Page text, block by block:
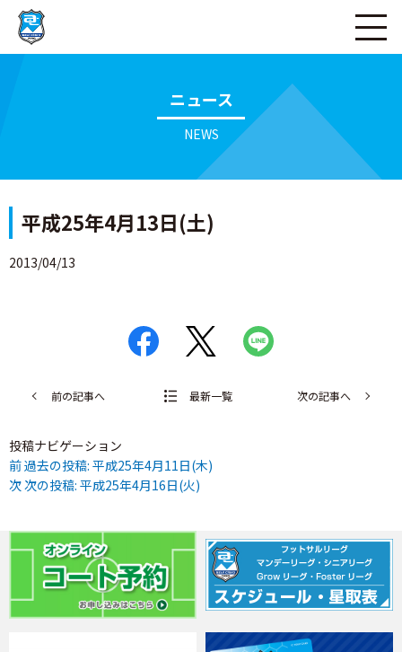
ニュース
NEWS
平成25年4月13日(土)
2013/04/13
前の記事へ 最新一覧 次の記事へ
投稿ナビゲーション
前過去の投稿: 平成25年4月11日(木)
次次の投稿: 平成25年4月16日(火)